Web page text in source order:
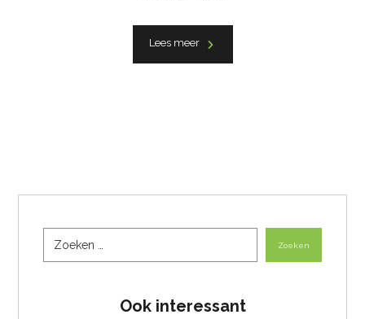
Lees meer
Zoeken
Ook interessant